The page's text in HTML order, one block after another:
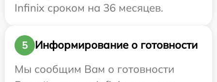
Infinix сроком на 36 месяцев.
5
Информирование о готовности
Мы сообщим Вам о готовности